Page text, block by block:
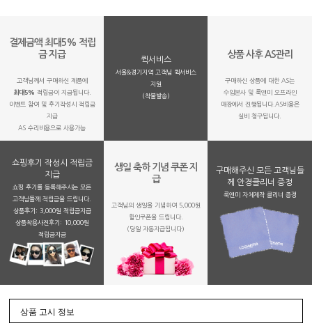
결제금액 최대5% 적립
금 지급
고객님께서 구매하신 제품에
최대5% 적립금이 지급됩니다.
이벤트 참여 및 후기작성시 적립금
지급
AS 수리비용으로 사용가능
퀵서비스
서울&경기지역 고객님 퀵서비스
지원
(착불발송)
상품 사후 AS관리
구매하신 상품에 대한 AS는
수입본사 및 룩앤미 오프라인
매장에서 진행됩니다.AS비용은
실비 청구됩니다.
쇼핑후기 작성시 적립금
지급
쇼핑 후기를 등록해주시는 모든
고객님들께 적립금을 드립니다.
상품후기: 3,000원 적립금지급
상품착용사진후기: 10,000원
적립금지금
생일 축하 기념 쿠폰 지
급
고객님의 생일을 기념하여 5,000원
할인쿠폰을 드립니다.
(당일 자동지급됩니다)
구매해주신 모든 고객님들
께 안경클리너 증정
룩앤미 자체제작 클리너 증정
상품 고시 정보